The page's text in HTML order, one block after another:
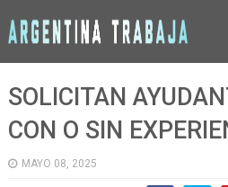
SOLICITAN
CON O SIN
MAYO 08, 2025